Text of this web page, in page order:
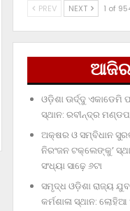
PREV NEXT 1 of
ଆଜିର
ଓଡ଼ିଶା ଊର୍ଦ୍ଦୁ ଏକାଡେମି
ସ୍ଥାନ: ରବୀନ୍ଦ୍ର
ଅକ୍ଷର ଓ ସମ୍ବିଧାନ
ନିରଂଜନ ଟକ୍‌ଲେଙ୍କୁ’
ସଂଧ୍ୟା ସାଢ଼େ ୬ଟା
ସମୃଦ୍ଧ ଓଡ଼ିଶା ରାଜ୍ୟ
କର୍ମଶାଳା ସ୍ଥାନ: